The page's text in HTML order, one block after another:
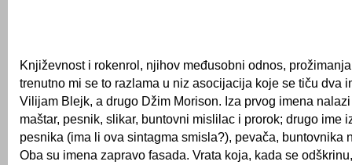
Književnost i rokenrol, njihov međusobni odnos,
trenutno mi se to razlama u niz asocijacija koje se tiču dva
Vilijam Blejk, a drugo Džim Morison. Iza prvog imena
maštar, pesnik, slikar, buntovni mislilac i prorok; drugo ime
pesnika (ima li ova sintagma smisla?), pevača, buntovnika
Oba su imena zapravo fasada. Vrata koja, kada se